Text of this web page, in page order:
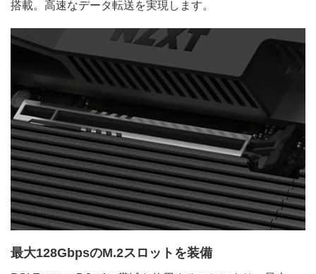
搭載。高速なデータ転送を実現します。
最大128GbpsのM.2スロットを装備